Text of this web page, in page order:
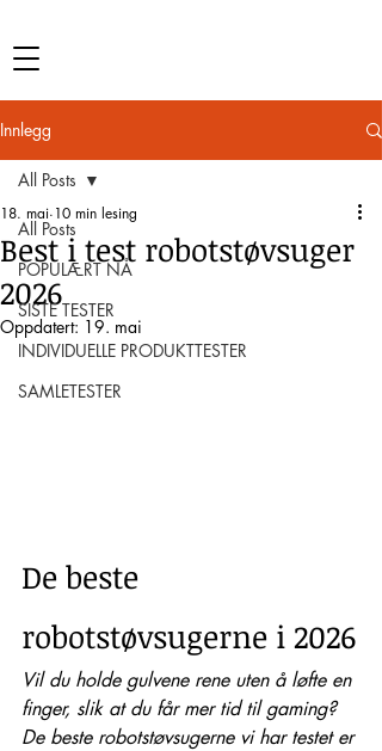
Innlegg
All Posts
POPULÆRT NÅ
SISTE TESTER
INDIVIDUELLE PRODUKTTESTER
SAMLETESTER
All Posts
Best i test robotstøvsuger
2026
18. mai 10 min lesing
Oppdatert: 19. mai
De beste
robotstøvsugerne i 2026
Vil du holde gulvene rene uten å løfte en
finger, slik at du får mer tid til gaming?
De beste robotstøvsugerne vi har testet er